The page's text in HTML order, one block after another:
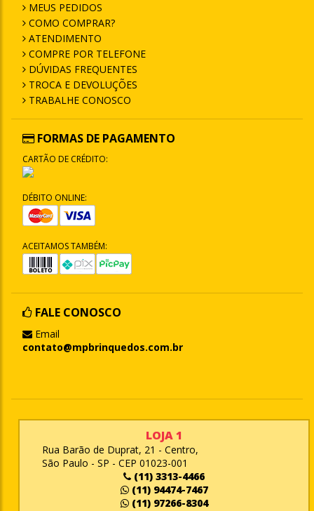
MEUS PEDIDOS
COMO COMPRAR?
ATENDIMENTO
COMPRE POR TELEFONE
DÚVIDAS FREQUENTES
TROCA E DEVOLUÇÕES
TRABALHE CONOSCO
FORMAS DE PAGAMENTO
CARTÃO DE CRÉDITO:
DÉBITO ONLINE:
ACEITAMOS TAMBÉM:
FALE CONOSCO
Email
contato@mpbrinquedos.com.br
LOJA 1
Rua Barão de Duprat, 21 - Centro,
São Paulo - SP - CEP 01023-001
(11) 3313-4466
(11) 94474-7467
(11) 97266-8304